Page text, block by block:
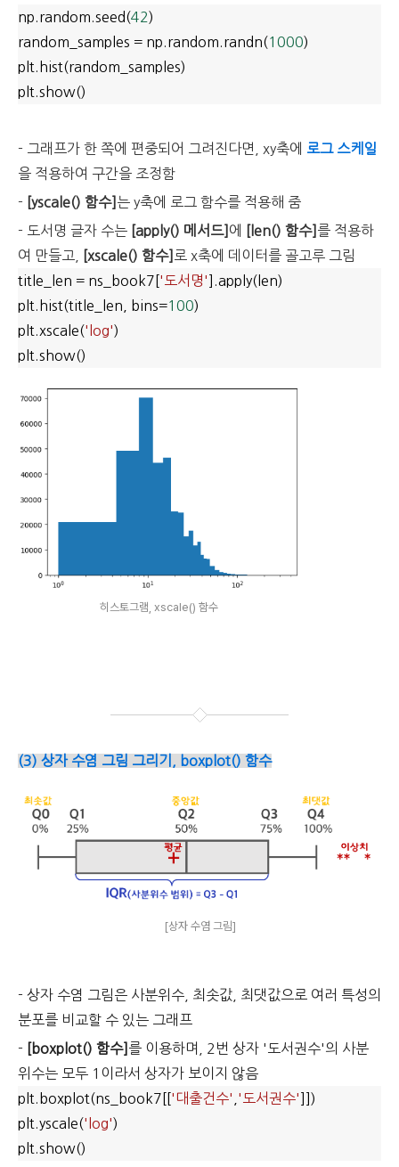
np.random.seed(42)
random_samples = np.random.randn(1000)
plt.hist(random_samples)
plt.show()
- 그래프가 한 쪽에 편중되어 그려진다면, xy축에 로그 스케일
을 적용하여 구간을 조정함
-
[yscale() 함수] 는 y축에 로그 함수를 적용해 줌
- 도서명 글자 수는
[apply() 메서드] 에 [len() 함수] 를 적용하
여 만들고,
[xscale() 함수] 로 x축에 데이터를 골고루 그림
title_len = ns_book7[ '도서명'
].apply(len)
plt.hist(title_len, bins=100)
plt.xscale('log')
plt.show()
히스토그램, xscale() 함수
(3) 상자 수염 그림 그리기, boxplot() 함수
[상자 수염 그림]
- 상자 수염 그림은 사분위수, 최솟값, 최댓값으로 여러 특성의
분포를 비교할 수 있는 그래프
-
[boxplot() 함수] 를 이용하며, 2번 상자 '도서권수'의 사분
위수는 모두 1이라서 상자가 보이지 않음
plt.boxplot(ns_book7[[ '대출건수' '도서권수'
]])
plt.yscale('log')
plt.show()